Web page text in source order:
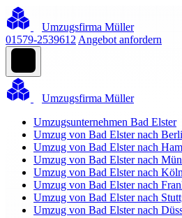
Umzugsfirma Müller
01579-2539612 Angebot anfordern
Umzugsfirma Müller
Umzugsunternehmen Bad Elster
Umzug von Bad Elster nach
Umzug von Bad Elster nach
Umzug von Bad Elster nach
Umzug von Bad Elster nach Köln
Umzug von Bad Elster nach
Umzug von Bad Elster nach
Umzug von Bad Elster nach